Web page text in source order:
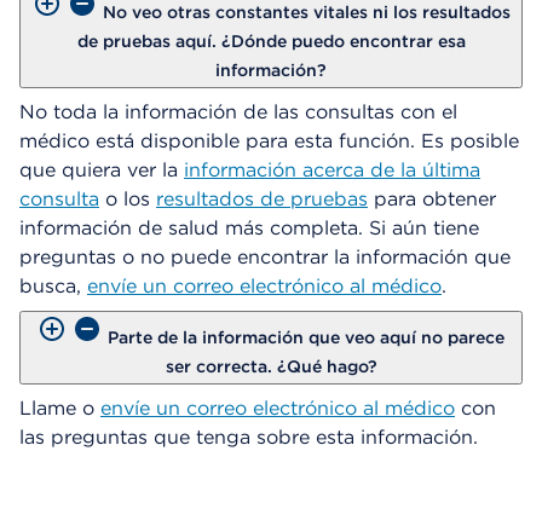
No veo otras constantes vitales ni los resultados
de pruebas aquí. ¿Dónde puedo encontrar esa
información?
No toda la información de las consultas con el
médico está disponible para esta función. Es posible
que quiera ver la información acerca de la última
consulta o los resultados de pruebas para obtener
información de salud más completa. Si aún tiene
preguntas o no puede encontrar la información que
busca, envíe un correo electrónico al médico.
Parte de la información que veo aquí no parece
ser correcta. ¿Qué hago?
Llame o envíe un correo electrónico al médico con
las preguntas que tenga sobre esta información.